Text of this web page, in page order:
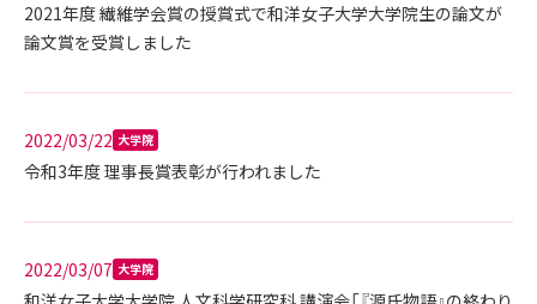
2021年度 繊維学会賞の授賞式で和洋女子大学大学院生の論文が
論文賞を受賞しました
2022/03/22 大学院
令和3年度 理事長賞表彰が行われました
2022/03/07 大学院